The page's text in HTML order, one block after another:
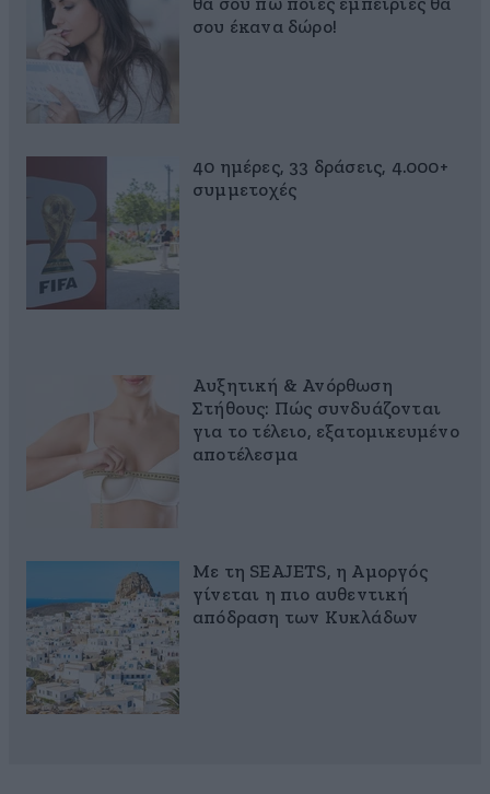
θα σου πω ποιες εμπειρίες θα
σου έκανα δώρο!
40 ημέρες, 33 δράσεις, 4.000+
συμμετοχές
Αυξητική & Ανόρθωση
Στήθους: Πώς συνδυάζονται
για το τέλειο, εξατομικευμένο
αποτέλεσμα
Με τη SEAJETS, η Αμοργός
γίνεται η πιο αυθεντική
απόδραση των Κυκλάδων